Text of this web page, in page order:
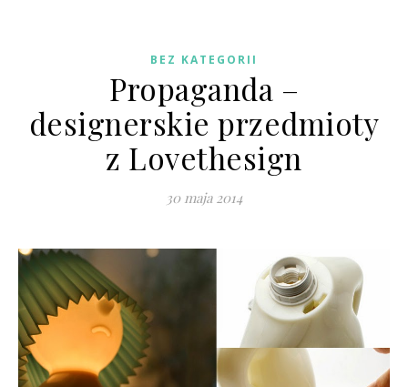
BEZ KATEGORII
Propaganda –
designerskie przedmioty
z Lovethesign
30 maja 2014